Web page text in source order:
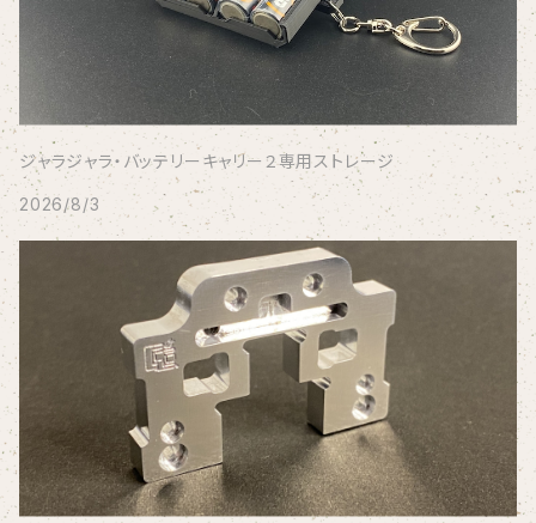
ジャラジャラ・バッテリーキャリー２専用ストレージ
2026/8/3